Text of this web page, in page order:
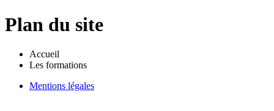
Plan du site
Accueil
Les formations
Mentions légales